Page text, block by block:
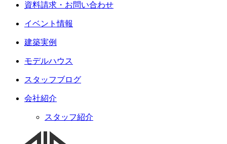
資料請求・お問い合わせ
イベント情報
建築実例
モデルハウス
スタッフブログ
会社紹介
スタッフ紹介